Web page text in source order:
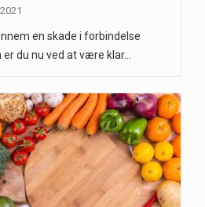
en skade i forbindelse
du nu ved at være klar…